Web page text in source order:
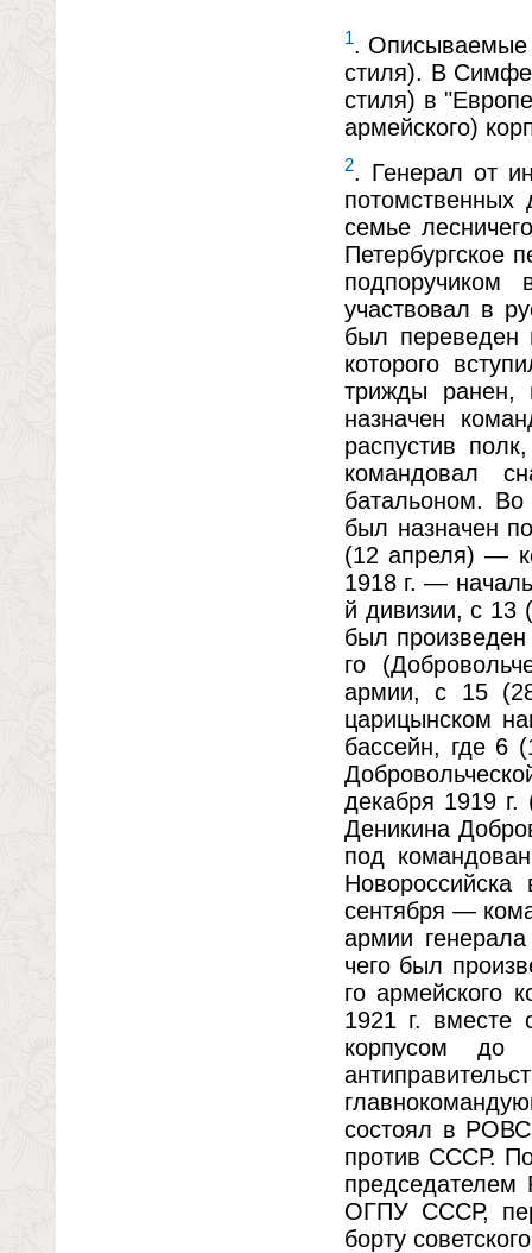
1. Описываемые
стиля). В
стиля) в
армейского)
2. Генерал от
потомственных
семье
Петербургское
участвовал в
был переведен
которого
трижды ранен,
назначен
распустив
командовал
батальоном.
был назначен
(12 апреля) —
1918 г. —
й дивизии, с 13
был
го
армии, с 15
царицынском
бассейн, где 6
декабря 1919
Деникина
под
сентября —
армии
чего был
го армейского
1921 г. вместе
корпусом
состоял в
против СССР.
ОГПУ СССР,
борту